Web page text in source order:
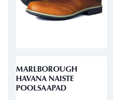
MARLBOROUGH
HAVANA NAISTE
POOLSAAPAD